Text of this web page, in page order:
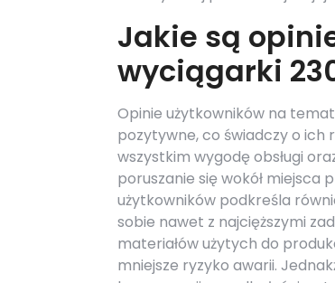
Jakie są
wyciągarki
Opinie użytkowników na
pozytywne, co świadczy o ich
wszystkim wygodę obsługi
poruszanie się wokół miejsca
użytkowników podkreśla
sobie nawet z najcięższymi
materiałów użytych do
mniejsze ryzyko awarii.